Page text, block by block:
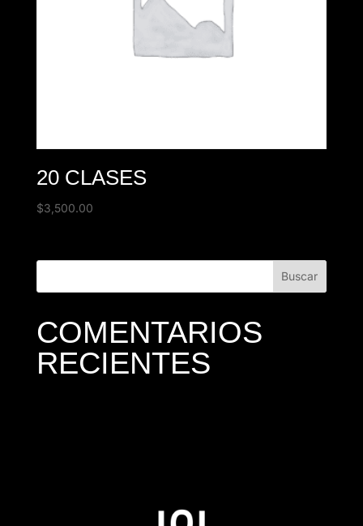
20 CLASES
$3,500.00
COMENTARIOS
RECIENTES